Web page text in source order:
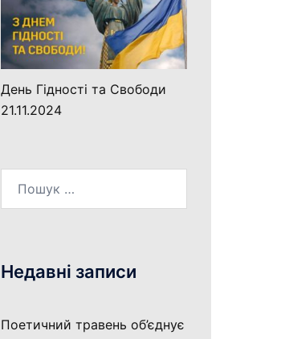
День Гідності та Свободи
21.11.2024
Недавні записи
Поетичний травень об’єднує